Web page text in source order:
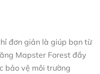
đơn giản là giúp bạn từ
Mapster Forest đầy
bảo vệ môi trường